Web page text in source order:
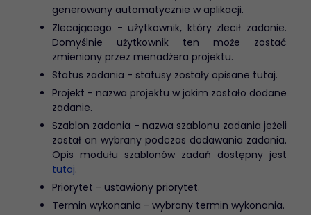
generowany automatycznie w aplikacji.
Zlecającego - użytkownik, który zlecił zadanie.
Domyślnie użytkownik ten może zostać
zmieniony przez menadżera projektu.
Status zadania - statusy zostały opisane tutaj.
Projekt - nazwa projektu w jakim zostało dodane
zadanie.
Szablon zadania - nazwa szablonu zadania jeżeli
został on wybrany podczas dodawania zadania.
Opis modułu szablonów zadań dostępny jest
tutaj.
Priorytet - ustawiony priorytet.
Termin wykonania - wybrany termin wykonania.